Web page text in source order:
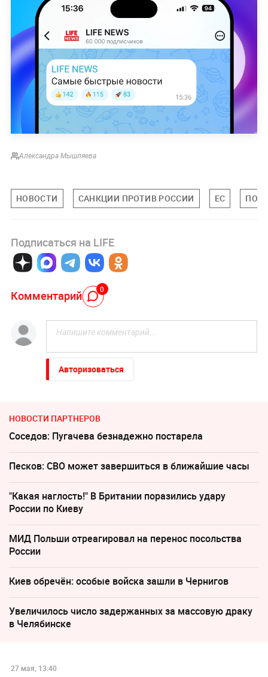
Александра Мышляева
НОВОСТИ САНКЦИИ ПРОТИВ РОССИИ ЕС
Подписаться на LIFE
Комментарий 0
Авторизоваться
НОВОСТИ ПАРТНЕРОВ
Соседов: Пугачева безнадежно постарела
Песков: СВО может завершиться в ближайшие часы
"Какая наглость!" В Британии поразились удару
России по Киеву
МИД Польши отреагировал на перенос посольства
России
Киев обречён: особые войска зашли в Чернигов
Увеличилось число задержанных за массовую драку
в Челябинске
27 мая, 13:40